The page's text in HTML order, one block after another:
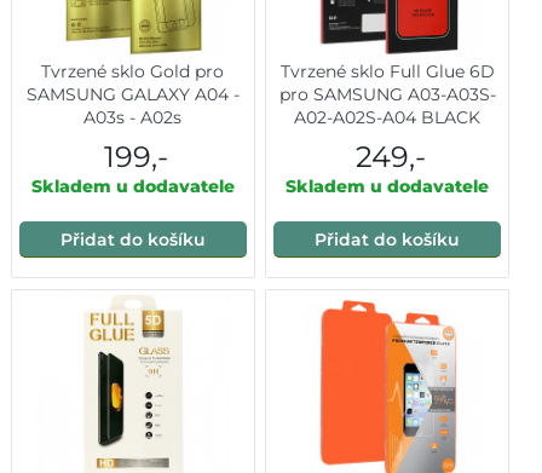
Tvrzené sklo Gold pro
SAMSUNG GALAXY A04 -
A03s - A02s
199,-
Skladem u dodavatele
Přidat do košíku
Tvrzené sklo Full Glue 6D
pro SAMSUNG A03-A03S-
A02-A02S-A04 BLACK
249,-
Skladem u dodavatele
Přidat do košíku